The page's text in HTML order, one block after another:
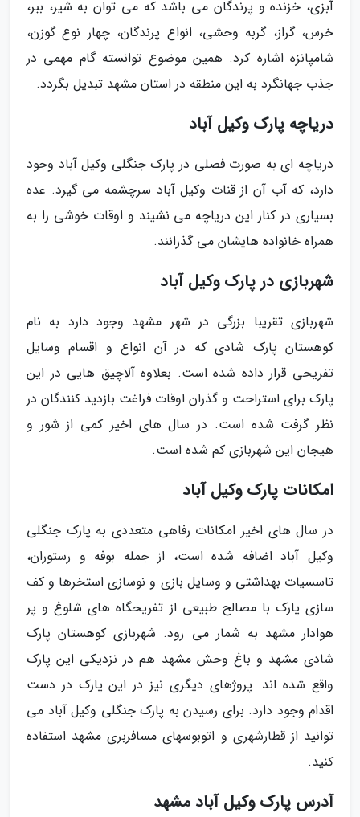
آبزی، خزنده و پرندگان می باشد که می توان به شیر، ببر،
خرس، گراز، گربه وحشی، انواع پرندگان، چهار نوع گوزن،
شامپانزه اشاره کرد. همین موضوع توانسته گام مهمی در
جذب جهانگرد به این منطقه در استان مشهد تبدیل بگردد.
دریاچه پارک وکیل آباد
دریاچه ای به صورت فصلی در پارک جنگلی وکیل آباد وجود
دارد، که آب آن از قنات وکیل آباد سرچشمه می گیرد. عده
بسیاری در کنار این دریاچه می نشیند و اوقات خوشی را به
همراه خانواده هایشان می گذرانند.
شهربازی در پارک وکیل آباد
شهربازی تقریبا بزرگی در شهر مشهد وجود دارد به نام
کوهستان پارک شادی که در آن انواع و اقسام وسایل
تفریحی قرار داده شده است. بعلاوه آلاچیق هایی در این
پارک برای استراحت و گذران اوقات فراغت بازدید کنندگان در
نظر گرفت شده است. در سال های اخیر کمی از شور و
هیجان این شهربازی کم شده است.
امکانات پارک وکیل آباد
در سال های اخیر امکانات رفاهی متعددی به پارک جنگلی
وکیل آباد اضافه شده است، از جمله بوفه و رستوران،
تاسسیات بهداشتی و وسایل بازی و نوسازی استخرها و کف
سازی پارک با مصالح طبیعی از تفریحگاه های شلوغ و پر
هوادار مشهد به شمار می رود. شهربازی کوهستان پارک
شادی مشهد و باغ وحش مشهد هم در نزدیکی این پارک
واقع شده اند. پروژهای دیگری نیز در این پارک در دست
اقدام وجود دارد. برای رسیدن به پارک جنگلی وکیل آباد می
توانید از قطارشهری و اتوبوسهای مسافربری مشهد استفاده
کنید.
آدرس پارک وکیل آباد مشهد